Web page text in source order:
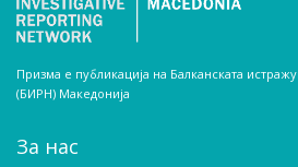
Призма е публикација на Балканската
(БИРН) Македонија
За нас